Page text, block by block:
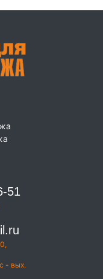
51
- вых.